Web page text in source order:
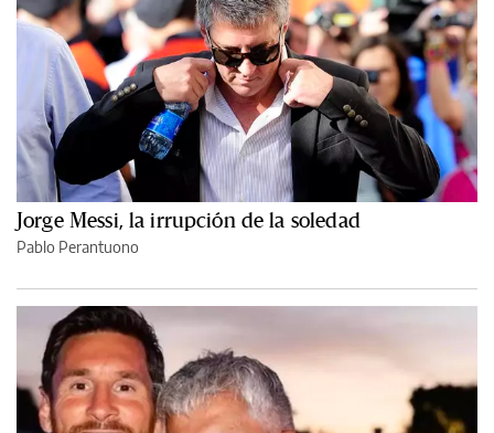
Jorge Messi, la irrupción de la soledad
Pablo Perantuono